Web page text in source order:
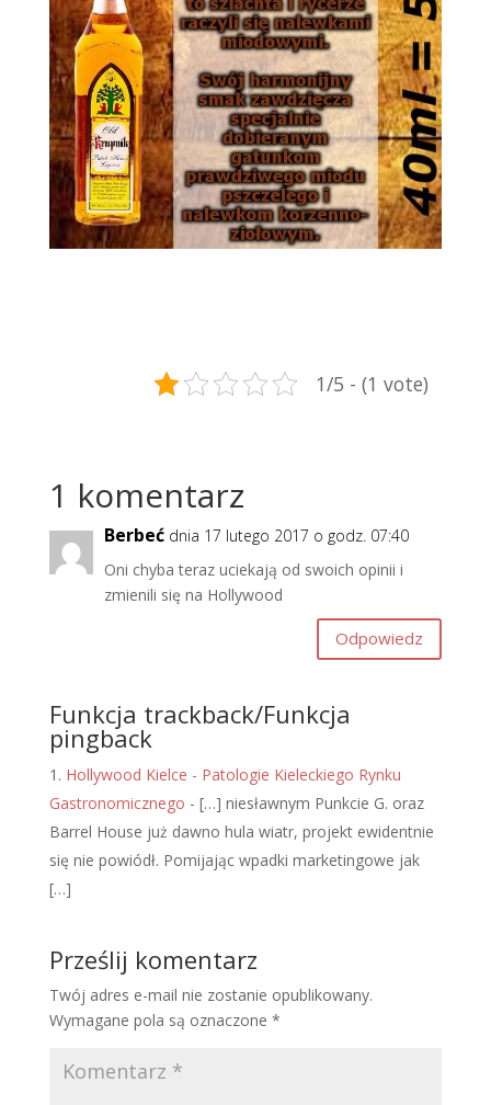
1/5 - (1 vote)
1 komentarz
Berbeć dnia 17 lutego 2017 o godz. 07:40
Oni chyba teraz uciekają od swoich opinii i
zmienili się na Hollywood
Odpowiedz
Funkcja trackback/Funkcja
pingback
Hollywood Kielce - Patologie Kieleckiego Rynku
Gastronomicznego - […] niesławnym Punkcie G. oraz
Barrel House już dawno hula wiatr, projekt ewidentnie
się nie powiódł. Pomijając wpadki marketingowe jak
[…]
Prześlij komentarz
Twój adres e-mail nie zostanie opublikowany.
Wymagane pola są oznaczone *